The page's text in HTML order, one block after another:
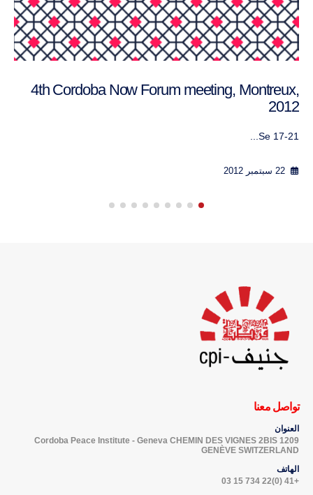
4th Cordoba Now Forum meeting,
تقرير
تواصل معنا
العنوان
Cordoba Peace Institute - Geneva CHEMIN DES VIGNES 2BIS 1209
GENÈVE SWITZERLAND
الهاتف
+41 (0)22 734 15 03